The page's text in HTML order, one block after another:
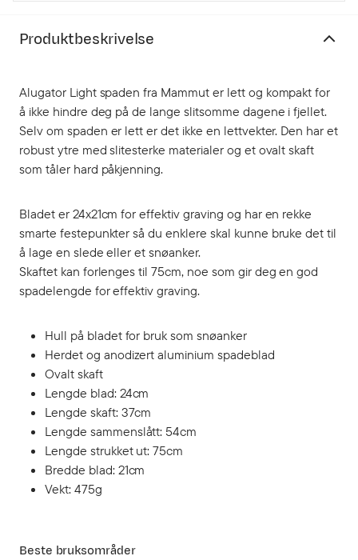
Produktbeskrivelse
Alugator Light spaden fra Mammut er lett og kompakt for
å ikke hindre deg på de lange slitsomme dagene i fjellet.
Selv om spaden er lett er det ikke en lettvekter. Den har et
robust ytre med slitesterke materialer og et ovalt skaft
som tåler hard påkjenning.
Bladet er 24x21cm for effektiv graving og har en rekke
smarte festepunkter så du enklere skal kunne bruke det til
å lage en slede eller et snøanker.
Skaftet kan forlenges til 75cm, noe som gir deg en god
spadelengde for effektiv graving.
Hull på bladet for bruk som snøanker
Herdet og anodizert aluminium spadeblad
Ovalt skaft
Lengde blad: 24cm
Lengde skaft: 37cm
Lengde sammenslått: 54cm
Lengde strukket ut: 75cm
Bredde blad: 21cm
Vekt: 475g
Beste bruksområder